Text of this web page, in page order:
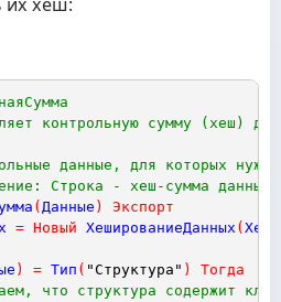
контрольную сумму (хеш)
данные, для которых
Строка - хеш-сумма данных.
( Данные )
Экспорт
= Новый ХешированиеДанных (
) = Тип ( "Структура" )
Тогда
что структура содержит